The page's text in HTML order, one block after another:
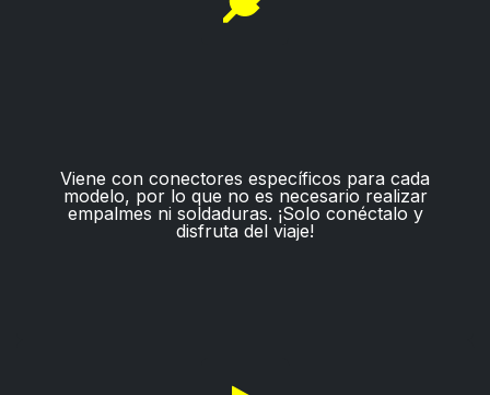
Viene con conectores específicos para cada
modelo, por lo que no es necesario realizar
empalmes ni soldaduras. ¡Solo conéctalo y
disfruta del viaje!